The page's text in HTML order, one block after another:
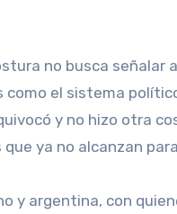
no busca señalar
el sistema
y no hizo otra
ya no alcanzan
y argentina, con